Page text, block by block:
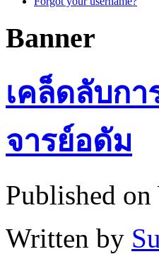
Banner
เคล็ดลับกา
จารย์อดัม
Published on
Written by